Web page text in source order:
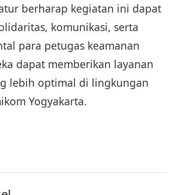
berharap kegiatan ini dapat
komunikasi, serta
para petugas keamanan
dapat memberikan layanan
lebih optimal di lingkungan
Yogyakarta.